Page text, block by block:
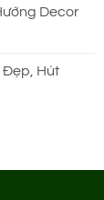
Decor
Đẹp, Hút